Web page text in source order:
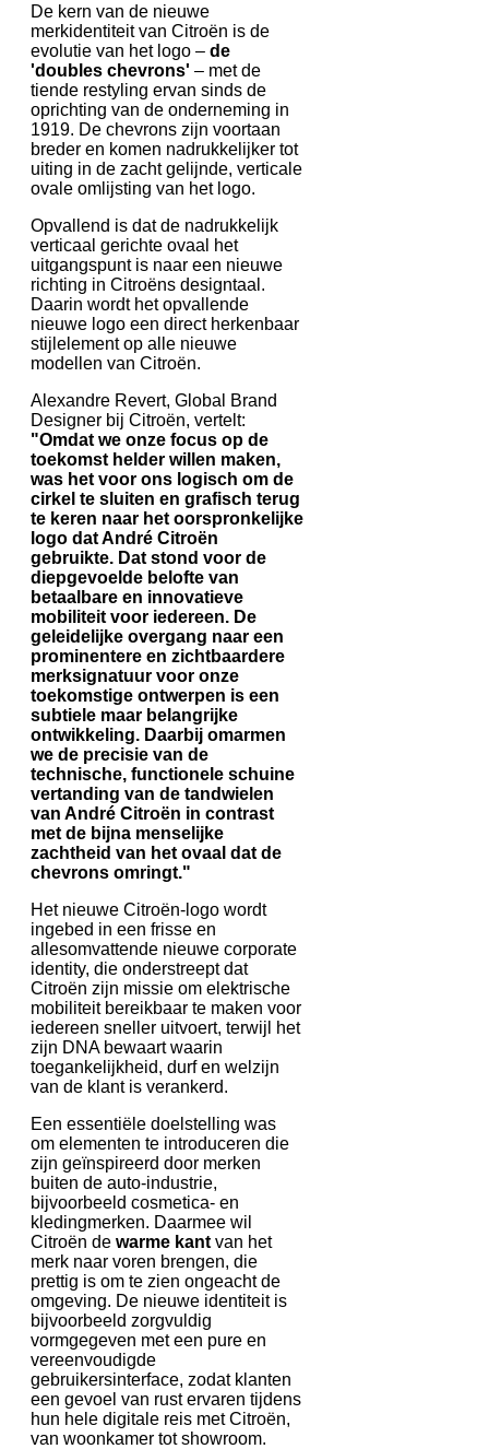
De kern van de nieuwe
merkidentiteit van Citroën is de
evolutie van het logo – de
'doubles chevrons' – met de
tiende restyling ervan sinds de
oprichting van de onderneming in
1919. De chevrons zijn voortaan
breder en komen nadrukkelijker tot
uiting in de zacht gelijnde, verticale
ovale omlijsting van het logo.
Opvallend is dat de nadrukkelijk
verticaal gerichte ovaal het
uitgangspunt is naar een nieuwe
richting in Citroëns designtaal.
Daarin wordt het opvallende
nieuwe logo een direct herkenbaar
stijlelement op alle nieuwe
modellen van Citroën.
Alexandre Revert, Global Brand
Designer bij Citroën, vertelt:
"Omdat we onze focus op de
toekomst helder willen maken,
was het voor ons logisch om de
cirkel te sluiten en grafisch terug
te keren naar het oorspronkelijke
logo dat André Citroën
gebruikte. Dat stond voor de
diepgevoelde belofte van
betaalbare en innovatieve
mobiliteit voor iedereen. De
geleidelijke overgang naar een
prominentere en zichtbaardere
merksignatuur voor onze
toekomstige ontwerpen is een
subtiele maar belangrijke
ontwikkeling. Daarbij omarmen
we de precisie van de
technische, functionele schuine
vertanding van de tandwielen
van André Citroën in contrast
met de bijna menselijke
zachtheid van het ovaal dat de
chevrons omringt."
Het nieuwe Citroën-logo wordt
ingebed in een frisse en
allesomvattende nieuwe corporate
identity, die onderstreept dat
Citroën zijn missie om elektrische
mobiliteit bereikbaar te maken voor
iedereen sneller uitvoert, terwijl het
zijn DNA bewaart waarin
toegankelijkheid, durf en welzijn
van de klant is verankerd.
Een essentiële doelstelling was
om elementen te introduceren die
zijn geïnspireerd door merken
buiten de auto-industrie,
bijvoorbeeld cosmetica- en
kledingmerken. Daarmee wil
Citroën de warme kant van het
merk naar voren brengen, die
prettig is om te zien ongeacht de
omgeving. De nieuwe identiteit is
bijvoorbeeld zorgvuldig
vormgegeven met een pure en
vereenvoudigde
gebruikersinterface, zodat klanten
een gevoel van rust ervaren tijdens
hun hele digitale reis met Citroën,
van woonkamer tot showroom.